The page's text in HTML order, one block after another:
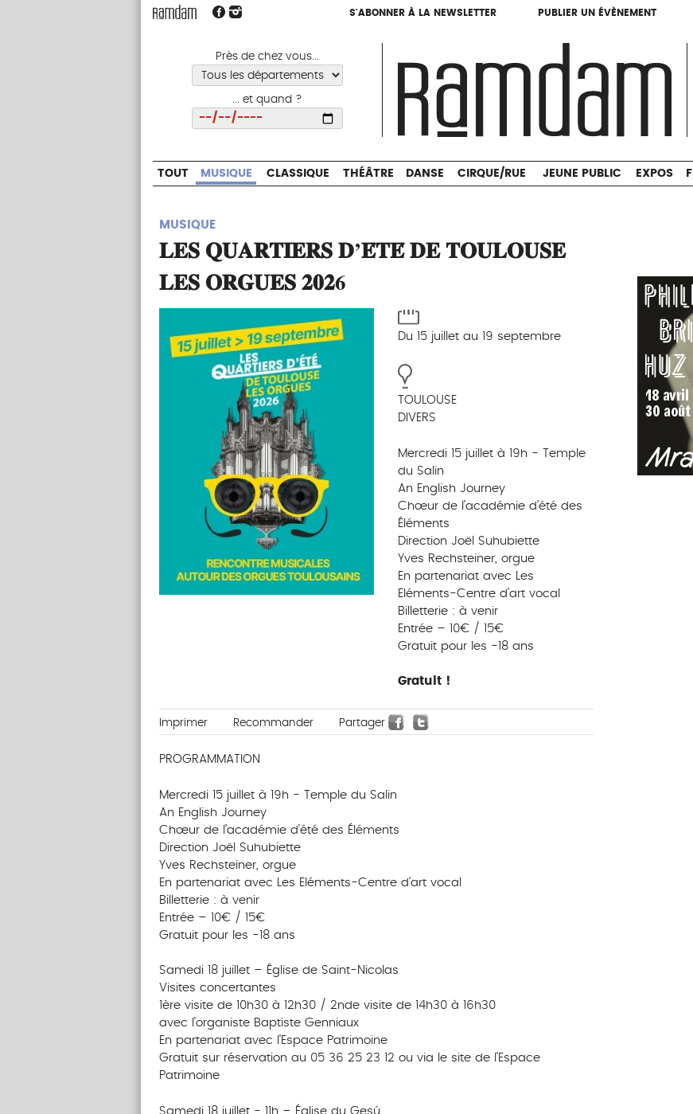
S'ABONNER À LA NEWSLETTER PUBLIER UN ÉVÈNEMENT
Près de chez vous...
... et quand ?
S'ABONNER À LA NEWSLETTER PUBLIER UN ÉVÈNEMENT
CIRQUE/RUE JEUNE
TOUT MUSIQUE CLASSIQUE THÉÂTRE DANSE CIRQUE/RUE JEUNE PUBLIC EXPOS
MUSIQUE
𝐋𝐄𝐒 𝐐𝐔𝐀𝐑𝐓𝐈𝐄𝐑𝐒 𝐃’𝐄́𝐓𝐄́ 𝐃𝐄 𝐓𝐎𝐔𝐋𝐎𝐔𝐒𝐄
𝐋𝐄𝐒 𝐎𝐑𝐆𝐔𝐄𝐒 𝟐𝟎𝟐6
Du 15 juillet au 19 septembre
TOULOUSE
DIVERS
Mercredi 15 juillet à 19h - Temple
du Salin
An English Journey
Chœur de l’académie d’été des
Éléments
Direction Joël Suhubiette
Yves Rechsteiner, orgue
En partenariat avec Les
Eléments-Centre d’art vocal
Billetterie : à venir
Entrée – 10€ / 15€
Gratuit pour les -18 ans
Gratuit !
Imprimer Recommander Partager
PROGRAMMATION
Mercredi 15 juillet à 19h - Temple du Salin
An English Journey
Chœur de l’académie d’été des Éléments
Direction Joël Suhubiette
Yves Rechsteiner, orgue
En partenariat avec Les Eléments-Centre d’art vocal
Billetterie : à venir
Entrée – 10€ / 15€
Gratuit pour les -18 ans
Samedi 18 juillet – Église de Saint-Nicolas
Visites concertantes
1ère visite de 10h30 à 12h30 / 2nde visite de 14h30 à 16h30
avec l’organiste Baptiste Genniaux
En partenariat avec l’Espace Patrimoine
Gratuit sur réservation au 05 36 25 23 12 ou via le site de l’Espace
Patrimoine
Samedi 18 juillet - 11h – Église du Gesú